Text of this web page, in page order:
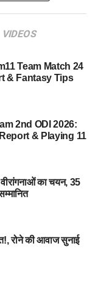
VIDEOS
Team Match 24
& Fantasy Tips
2nd ODI 2026:
& Playing 11
का चयन, 35
रोने की आवाज सुनाई